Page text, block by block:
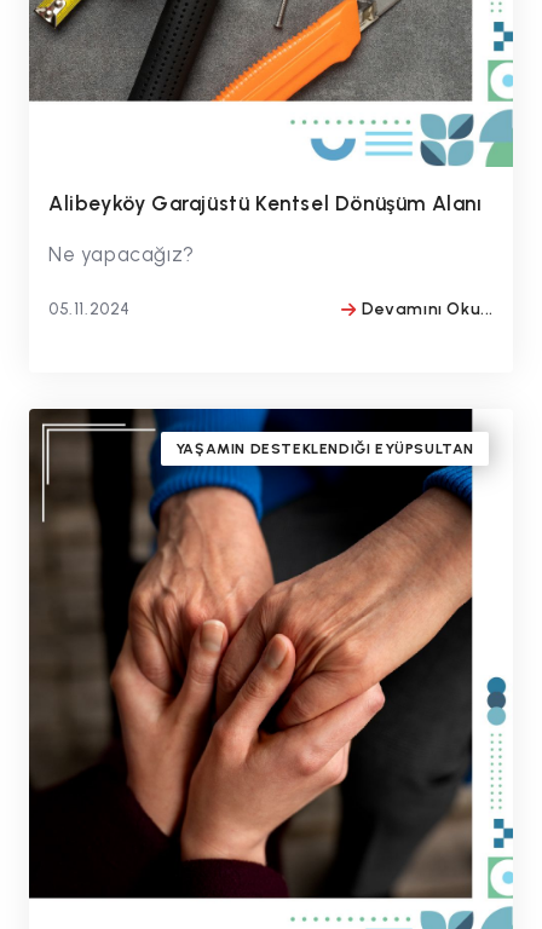
Alibeyköy Garajüstü Kentsel Dönüşüm Alanı
Ne yapacağız?
05.11.2024
Devamını Oku...
YAŞAMIN DESTEKLENDIĞI EYÜPSULTAN